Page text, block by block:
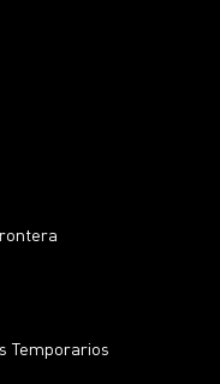
Temporarios